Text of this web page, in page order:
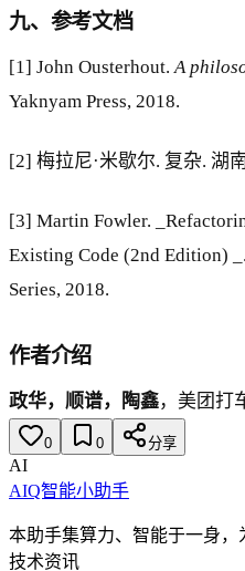
九、参考文档
[1] John Ousterhout.A
Yaknyam Press, 2018.
[2] 梅拉尼·米歇尔. 复杂. 湖
[3] Martin Fowler.
Existing Code (2nd Edition)
Series, 2018.
作者介绍
政华，顺谱，陶鑫，美团打
0 0 分享
AI
AIQ智能小助手
本助手集算力、智能于一身
技术资讯